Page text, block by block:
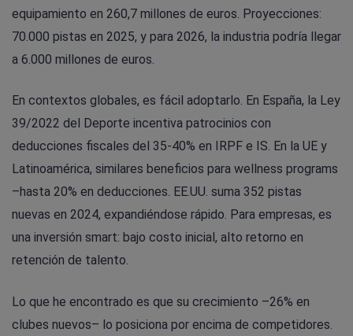
equipamiento en 260,7 millones de euros. Proyecciones:
70.000 pistas en 2025, y para 2026, la industria podría llegar
a 6.000 millones de euros.
En contextos globales, es fácil adoptarlo. En España, la Ley
39/2022 del Deporte incentiva patrocinios con
deducciones fiscales del 35-40% en IRPF e IS. En la UE y
Latinoamérica, similares beneficios para wellness programs
–hasta 20% en deducciones. EE.UU. suma 352 pistas
nuevas en 2024, expandiéndose rápido. Para empresas, es
una inversión smart: bajo costo inicial, alto retorno en
retención de talento.
Lo que he encontrado es que su crecimiento –26% en
clubes nuevos– lo posiciona por encima de competidores.